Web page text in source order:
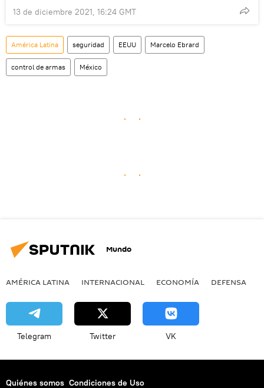
13 de diciembre 2021, 16:24 GMT
América Latina seguridad EEUU Marcelo Ebrard
control de armas México
Mundo
AMÉRICA LATINA INTERNACIONAL ECONOMÍA DEFENSA
Telegram Twitter VK
Quiénes somos Condiciones de Uso